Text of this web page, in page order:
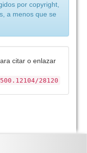
por copyright,
a menos que se
citar o enlazar
28120